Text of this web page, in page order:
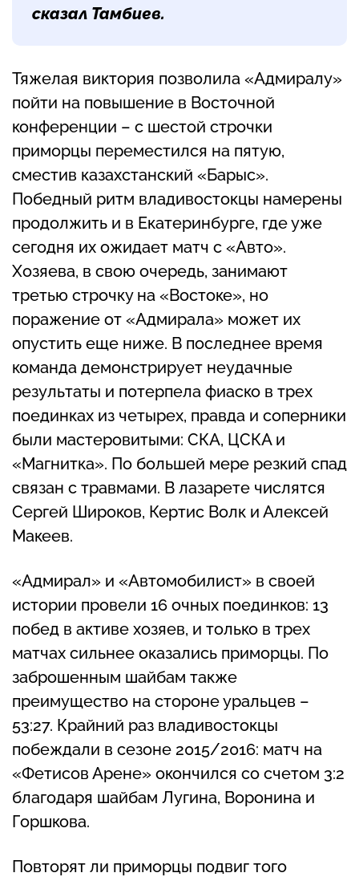
сказал Тамбиев.
Тяжелая виктория позволила «Адмиралу»
пойти на повышение в Восточной
конференции – с шестой строчки
приморцы переместился на пятую,
сместив казахстанский «Барыс».
Победный ритм владивостокцы намерены
продолжить и в Екатеринбурге, где уже
сегодня их ожидает матч с «Авто».
Хозяева, в свою очередь, занимают
третью строчку на «Востоке», но
поражение от «Адмирала» может их
опустить еще ниже. В последнее время
команда демонстрирует неудачные
результаты и потерпела фиаско в трех
поединках из четырех, правда и соперники
были мастеровитыми: СКА, ЦСКА и
«Магнитка». По большей мере резкий спад
связан с травмами. В лазарете числятся
Сергей Широков, Кертис Волк и Алексей
Макеев.
«Адмирал» и «Автомобилист» в своей
истории провели 16 очных поединков: 13
побед в активе хозяев, и только в трех
матчах сильнее оказались приморцы. По
заброшенным шайбам также
преимущество на стороне уральцев –
53:27. Крайний раз владивостокцы
побеждали в сезоне 2015/2016: матч на
«Фетисов Арене» окончился со счетом 3:2
благодаря шайбам Лугина, Воронина и
Горшкова.
Повторят ли приморцы подвиг того